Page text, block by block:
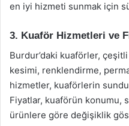
en iyi hizmeti sunmak için
3. Kuaför Hizmetleri ve
Burdur’daki kuaförler,
kesimi, renklendirme,
hizmetler, kuaförlerin
Fiyatlar, kuaförün konumu,
ürünlere göre değişiklik